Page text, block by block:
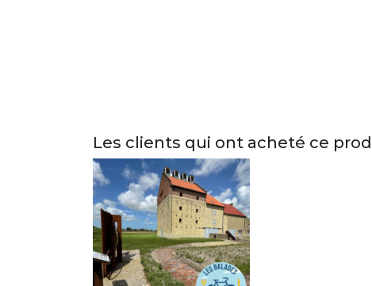
Les clients qui ont acheté ce